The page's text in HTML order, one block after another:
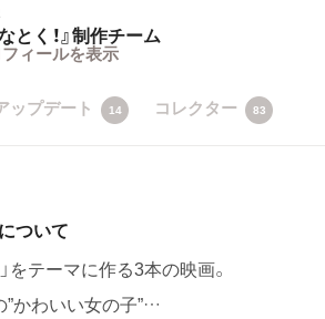
とく！』制作チーム
ィールを表示
ップデート 14 コレクター 83
ついて
をテーマに作る3本の映画。
かわいい女の子”…